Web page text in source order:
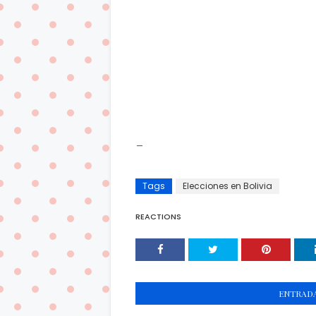
Tags Elecciones en Bolivia
REACTIONS